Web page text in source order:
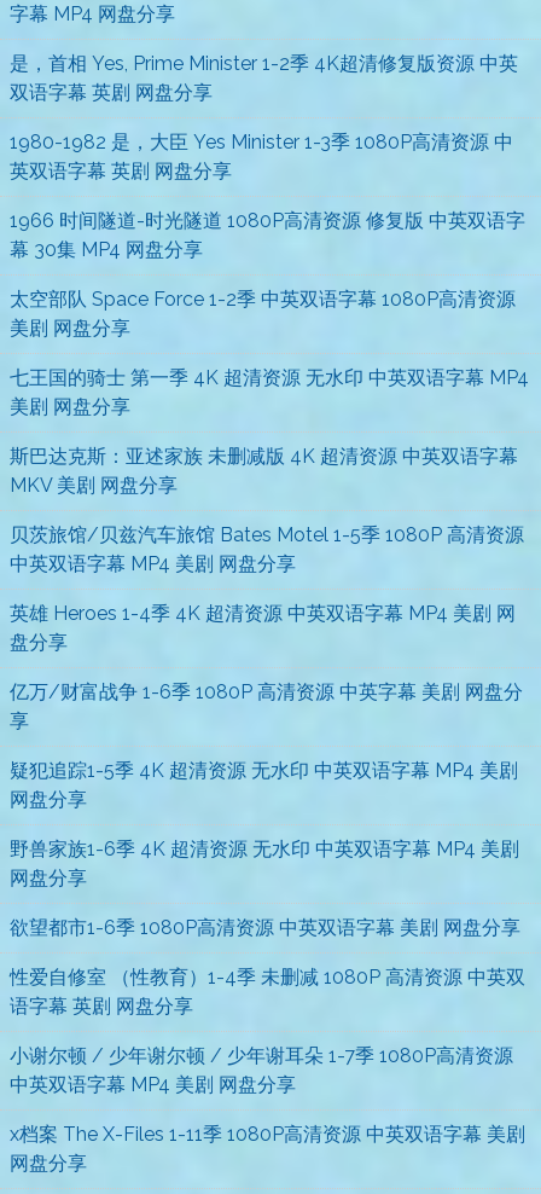
字幕 MP4 网盘分享
是，首相 Yes, Prime Minister 1-2季 4K超清修复版资源 中英
双语字幕 英剧 网盘分享
1980-1982 是，大臣 Yes Minister 1-3季 1080P高清资源 中
英双语字幕 英剧 网盘分享
1966 时间隧道-时光隧道 1080P高清资源 修复版 中英双语字
幕 30集 MP4 网盘分享
太空部队 Space Force 1-2季 中英双语字幕 1080P高清资源
美剧 网盘分享
七王国的骑士 第一季 4K 超清资源 无水印 中英双语字幕 MP4
美剧 网盘分享
斯巴达克斯：亚述家族 未删减版 4K 超清资源 中英双语字幕
MKV 美剧 网盘分享
贝茨旅馆/贝兹汽车旅馆 Bates Motel 1-5季 1080P 高清资源
中英双语字幕 MP4 美剧 网盘分享
英雄 Heroes 1-4季 4K 超清资源 中英双语字幕 MP4 美剧 网
盘分享
亿万/财富战争 1-6季 1080P 高清资源 中英字幕 美剧 网盘分
享
疑犯追踪1-5季 4K 超清资源 无水印 中英双语字幕 MP4 美剧
网盘分享
野兽家族1-6季 4K 超清资源 无水印 中英双语字幕 MP4 美剧
网盘分享
欲望都市1-6季 1080P高清资源 中英双语字幕 美剧 网盘分享
性爱自修室 （性教育）1-4季 未删减 1080P 高清资源 中英双
语字幕 英剧 网盘分享
小谢尔顿 / 少年谢尔顿 / 少年谢耳朵 1-7季 1080P高清资源
中英双语字幕 MP4 美剧 网盘分享
x档案 The X-Files 1-11季 1080P高清资源 中英双语字幕 美剧
网盘分享